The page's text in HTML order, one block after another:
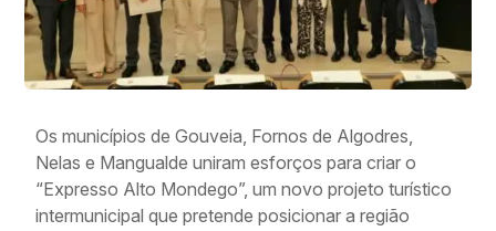
Os municípios de Gouveia, Fornos de Algodres,
Nelas e Mangualde uniram esforços para criar o
“Expresso Alto Mondego”, um novo projeto turístico
intermunicipal que pretende posicionar a região